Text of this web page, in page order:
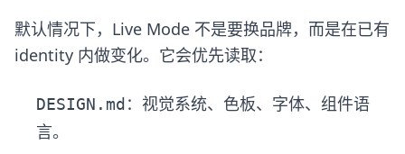
默认情况下，Live Mode 不是要换品牌，而是在已有
identity 内做变化。它会优先读取：
DESIGN.md ：视觉系统、色板、字体、组件语
言。